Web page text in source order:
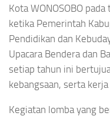
Kota WONOSOBO
ketika Pemerintah
Pendidikan dan
Upacara Bendera dan
setiap tahun ini
kebangsaan, serta
Kegiatan lomba yang